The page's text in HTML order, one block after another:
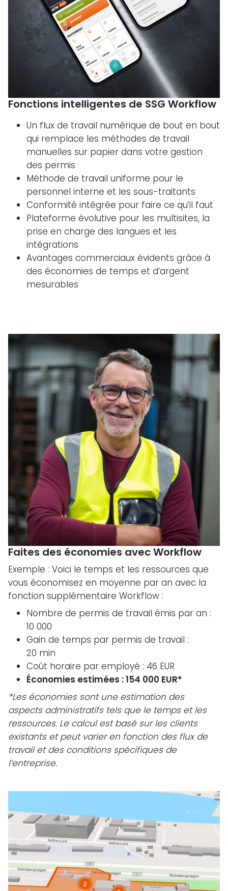
Fonctions intelligentes de SSG Workflow
Un flux de travail numérique de bout en bout
qui remplace les méthodes de travail
manuelles sur papier dans votre gestion
des permis
Méthode de travail uniforme pour le
personnel interne et les sous-traitants
Conformité intégrée pour faire ce qu’il faut
Plateforme évolutive pour les multisites, la
prise en charge des langues et les
intégrations
Avantages commerciaux évidents grâce à
des économies de temps et d’argent
mesurables
Faites des économies avec Workflow
Exemple : Voici le temps et les ressources que
vous économisez en moyenne par an avec la
fonction supplémentaire Workflow :
Nombre de permis de travail émis par an :
10 000
Gain de temps par permis de travail :
20 min
Coût horaire par employé : 46 EUR
Économies estimées : 154 000 EUR*
*Les économies sont une estimation des
aspects administratifs tels que le temps et les
ressources. Le calcul est basé sur les clients
existants et peut varier en fonction des flux de
travail et des conditions spécifiques de
l’entreprise.